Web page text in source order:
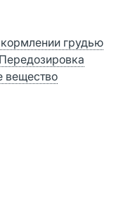
грудью
Передозировка
вещество